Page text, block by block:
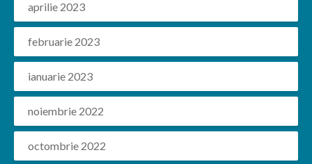
aprilie 2023
februarie 2023
ianuarie 2023
noiembrie 2022
octombrie 2022